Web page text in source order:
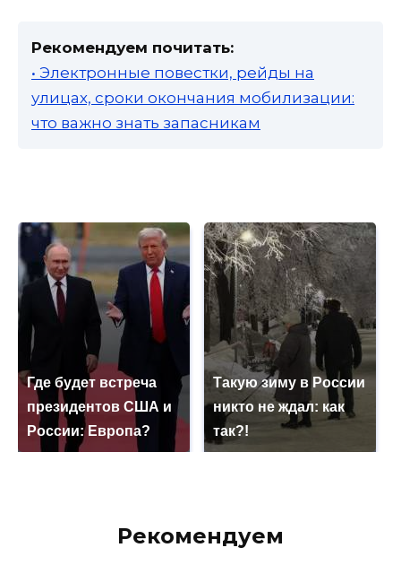
Рекомендуем почитать:
• Электронные повестки, рейды на
улицах, сроки окончания мобилизации:
что важно знать запасникам
Где будет встреча
президентов США и
России: Европа?
Такую зиму в России
никто не ждал: как
так?!
Рекомендуем